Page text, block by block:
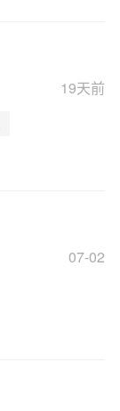
19天前
07-02